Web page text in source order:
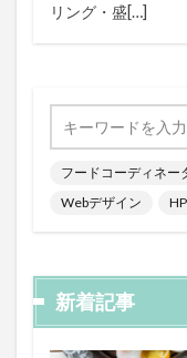
リング・盛[…]
フードコーディネー
Webデザイン
新着記事